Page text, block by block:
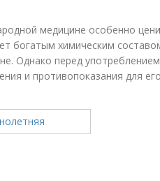
медицине особенно
богатым химическим
Однако перед употреблением
и противопоказания для его